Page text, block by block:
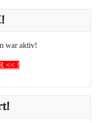
war aktiv!
<< !